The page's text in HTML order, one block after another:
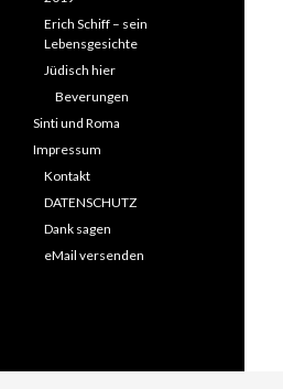
Erich Schiff – sein
Lebensgesichte
Jüdisch hier
Beverungen
Sinti und Roma
Impressum
Kontakt
DATENSCHUTZ
Dank sagen
eMail versenden